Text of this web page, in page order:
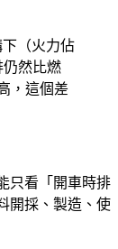
（火力佔
仍然比燃
，這個差
只看「開車時排
開採、製造、使